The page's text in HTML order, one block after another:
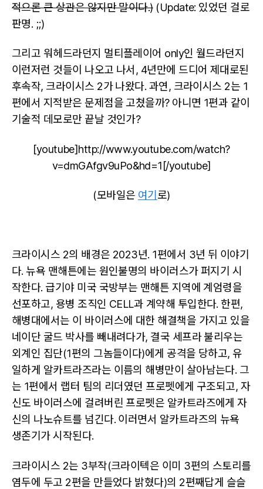
적으론 큰 상관은 않지만 말이다.)(Update: 있었던 걸로
판명. ;;)
그리고 워헤드라던지 멀티플레이어 only인 월드라던지
이런저런 것들이 나오고 나서, 4년만에 드디어 제대로된
후속작, 크라이시스 2가 나왔다. 과연, 크라이시스 2는 1
편에서 지적받은 문제점을 고쳤을까? 아니면 1편과 같이
기술적 데모로만 끝날 것인가?
[youtube]http://www.youtube.com/watch?
v=dmGAfgv9uPo&hd=1[/youtube]
(모바일은 여기 로)
크라이시스 2의 배경은 2023년. 1편에서 3년 뒤 이야기
다. 뉴욕 맨해튼에는 원인불명의 바이러스가 퍼지기 시
작한다. 급기야 미국 국방부는 맨해튼 지역에 계엄령을
선포하고, 용병 조직인 CELL과 계약해 투입한다. 한편,
해병대에서는 이 바이러스에 대한 해결책을 가지고 있을
네이단 굴드 박사를 빼내려다가, 결국 세프라 불리우는
외계인 집단(1편의 그놈들이다)에게 공격을 당하고, 유
일하게 알카트라즈라는 이름의 해병만이 살아남는다. 그
는 1편에서 랩터 팀의 리더였던 프로펫에게 구조되고, 자
신도 바이러스에 걸려버린 프로펫은 알카트라즈에게 자
신의 나노슈트를 넘긴다. 이러면서 알카트라즈의 뉴욕
생존기가 시작된다.
크라이시스 2는 3부작(크라이텍은 이미 3편의 스토리를
염두에 두고 2편을 만들었다 밝혔다)의 2편째답게 슬슬